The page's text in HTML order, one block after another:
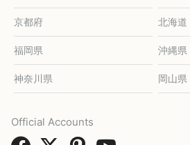
京都府 北海道
福岡県 沖縄県
神奈川県 岡山県
Official Accounts